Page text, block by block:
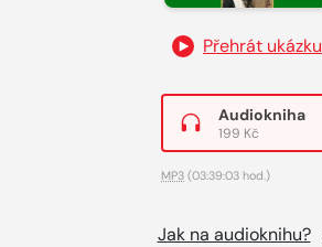
Přehrát ukázku
Audiokniha
199 Kč
MP3 (03:39:03 hod.)
Jak na audioknihu?